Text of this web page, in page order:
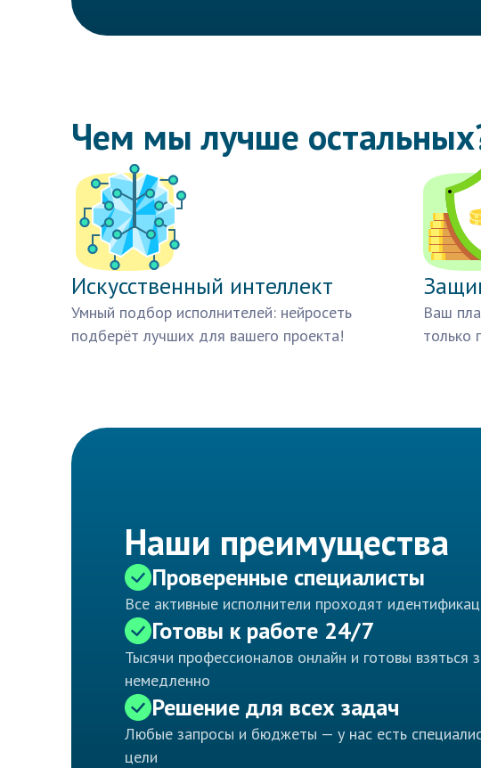
Чем мы лучше
Искусственный интеллект
Умный подбор исполнителей: нейросеть
подберёт лучших для вашего проекта!
Ваш
только
Наши преимущества
Проверенные специалисты
Все активные исполнители проходят
Готовы к работе 24/7
Тысячи профессионалов онлайн и готовы взяться
немедленно
Решение для всех задач
Любые запросы и бюджеты — у нас есть
цели